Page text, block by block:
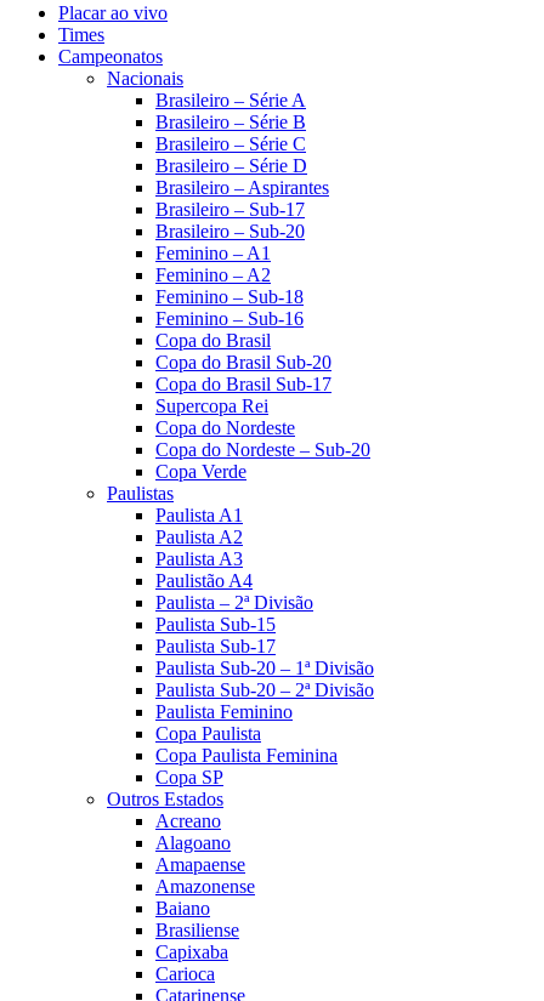
Placar ao vivo
Times
Campeonatos
Nacionais
Brasileiro – Série A
Brasileiro – Série B
Brasileiro – Série C
Brasileiro – Série D
Brasileiro – Aspirantes
Brasileiro – Sub-17
Brasileiro – Sub-20
Feminino – A1
Feminino – A2
Feminino – Sub-18
Feminino – Sub-16
Copa do Brasil
Copa do Brasil Sub-20
Copa do Brasil Sub-17
Supercopa Rei
Copa do Nordeste
Copa do Nordeste – Sub-20
Copa Verde
Paulistas
Paulista A1
Paulista A2
Paulista A3
Paulistão A4
Paulista – 2ª Divisão
Paulista Sub-15
Paulista Sub-17
Paulista Sub-20 – 1ª Divisão
Paulista Sub-20 – 2ª Divisão
Paulista Feminino
Copa Paulista
Copa Paulista Feminina
Copa SP
Outros Estados
Acreano
Alagoano
Amapaense
Amazonense
Baiano
Brasiliense
Capixaba
Carioca
Catarinense